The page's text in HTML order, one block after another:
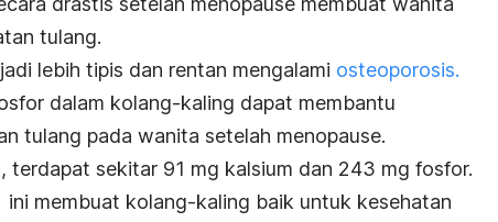
tulang.
lebih tipis dan rentan mengalami osteoporosis.
dalam kolang-kaling dapat membantu
tulang pada wanita setelah menopause.
terdapat sekitar 91 mg kalsium dan 243 mg fosfor.
membuat kolang-kaling baik untuk kesehatan